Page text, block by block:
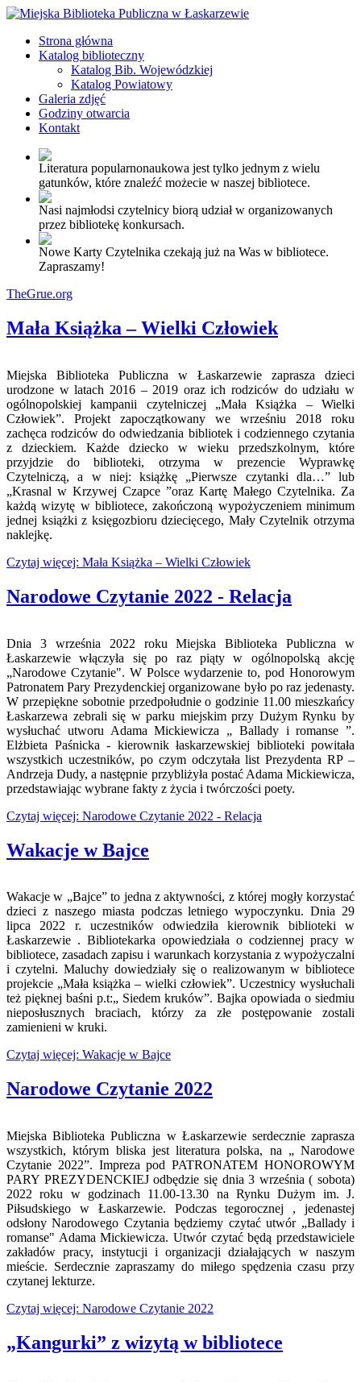
Strona główna
Katalog biblioteczny
Katalog Bib. Wojewódzkiej
Katalog Powiatowy
Galeria zdjęć
Godziny otwarcia
Kontakt
Literatura popularnonaukowa jest tylko jednym z wielu
gatunków, które znaleźć możecie w naszej bibliotece.
Nasi najmłodsi czytelnicy biorą udział w organizowanych
przez bibliotekę konkursach.
Nowe Karty Czytelnika czekają już na Was w bibliotece.
Zapraszamy!
TheGrue.org
Mała Książka – Wielki Człowiek
Miejska Biblioteka Publiczna w Łaskarzewie zaprasza dzieci
urodzone w latach 2016 – 2019 oraz ich rodziców do udziału w
ogólnopolskiej kampanii czytelniczej „Mała Książka – Wielki
Człowiek”. Projekt zapoczątkowany we wrześniu 2018 roku
zachęca rodziców do odwiedzania bibliotek i codziennego czytania
z dzieckiem. Każde dziecko w wieku przedszkolnym, które
przyjdzie do biblioteki, otrzyma w prezencie Wyprawkę
Czytelniczą, a w niej: książkę „Pierwsze czytanki dla…” lub
„Krasnal w Krzywej Czapce ”oraz Kartę Małego Czytelnika. Za
każdą wizytę w bibliotece, zakończoną wypożyczeniem minimum
jednej książki z księgozbioru dziecięcego, Mały Czytelnik otrzyma
naklejkę.
Czytaj więcej: Mała Książka – Wielki Człowiek
Narodowe Czytanie 2022 - Relacja
Dnia 3 września 2022 roku Miejska Biblioteka Publiczna w
Łaskarzewie włączyła się po raz piąty w ogólnopolską akcję
„Narodowe Czytanie". W Polsce wydarzenie to, pod Honorowym
Patronatem Pary Prezydenckiej organizowane było po raz jedenasty.
W przepiękne sobotnie przedpołudnie o godzinie 11.00 mieszkańcy
Łaskarzewa zebrali się w parku miejskim przy Dużym Rynku by
wysłuchać utworu Adama Mickiewicza „ Ballady i romanse ”.
Elżbieta Paśnicka - kierownik łaskarzewskiej biblioteki powitała
wszystkich uczestników, po czym odczytała list Prezydenta RP –
Andrzeja Dudy, a następnie przybliżyła postać Adama Mickiewicza,
przedstawiając wybrane fakty z życia i twórczości poety.
Czytaj więcej: Narodowe Czytanie 2022 - Relacja
Wakacje w Bajce
Wakacje w „Bajce” to jedna z aktywności, z której mogły korzystać
dzieci z naszego miasta podczas letniego wypoczynku. Dnia 29
lipca 2022 r. uczestników odwiedziła kierownik biblioteki w
Łaskarzewie . Bibliotekarka opowiedziała o codziennej pracy w
bibliotece, zasadach zapisu i warunkach korzystania z wypożyczalni
i czytelni. Maluchy dowiedziały się o realizowanym w bibliotece
projekcie „Mała książka – wielki człowiek”. Uczestnicy wysłuchali
też pięknej baśni p.t:„ Siedem kruków”. Bajka opowiada o siedmiu
nieposłusznych braciach, którzy za złe postępowanie zostali
zamienieni w kruki.
Czytaj więcej: Wakacje w Bajce
Narodowe Czytanie 2022
Miejska Biblioteka Publiczna w Łaskarzewie serdecznie zaprasza
wszystkich, którym bliska jest literatura polska, na „ Narodowe
Czytanie 2022”. Impreza pod PATRONATEM HONOROWYM
PARY PREZYDENCKIEJ odbędzie się dnia 3 września ( sobota)
2022 roku w godzinach 11.00-13.30 na Rynku Dużym im. J.
Piłsudskiego w Łaskarzewie. Podczas tegorocznej , jedenastej
odsłony Narodowego Czytania będziemy czytać utwór „Ballady i
romanse" Adama Mickiewicza. Utwór czytać będą przedstawiciele
zakładów pracy, instytucji i organizacji działających w naszym
mieście. Serdecznie zapraszamy do miłego spędzenia czasu przy
czytanej lekturze.
Czytaj więcej: Narodowe Czytanie 2022
„Kangurki” z wizytą w bibliotece